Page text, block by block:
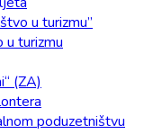
u turizmu”
u turizmu
(ZA)
poduzetništvu